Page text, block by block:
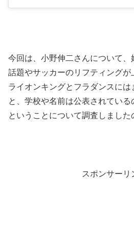
今回は、小野伸二さんについて、
話題やサッカーのリフティング
ライオンキングとフラダンスには
と、学校や名前は公表されてい
ということについて調査しました
スポンサーリ